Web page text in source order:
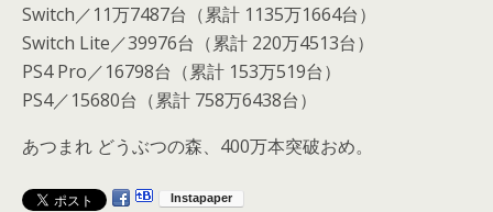
Switch／11万7487台（累計 1135万1664台）
Switch Lite／39976台（累計 220万4513台）
PS4 Pro／16798台（累計 153万519台）
PS4／15680台（累計 758万6438台）
あつまれ どうぶつの森、400万本突破おめ。